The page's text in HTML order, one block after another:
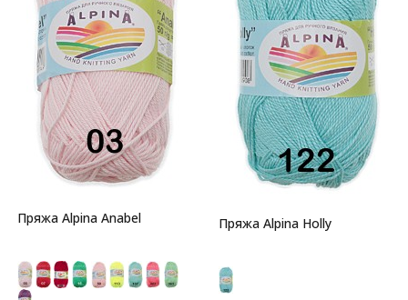
Пряжа Alpina Anabel Пряжа Alpina Holly